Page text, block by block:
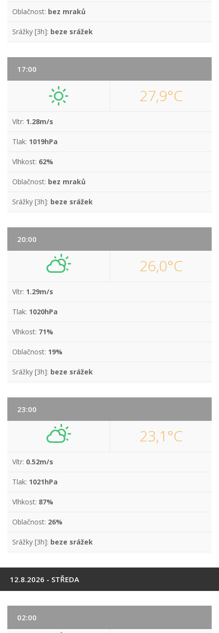
Oblačnost: bez mraků
Srážky [3h]: beze srážek
17:00
27,9°C
Vítr: 1.28m/s
Tlak: 1019hPa
Vlhkost: 62%
Oblačnost: bez mraků
Srážky [3h]: beze srážek
20:00
26,0°C
Vítr: 1.29m/s
Tlak: 1020hPa
Vlhkost: 71%
Oblačnost: 19%
Srážky [3h]: beze srážek
23:00
23,1°C
Vítr: 0.52m/s
Tlak: 1021hPa
Vlhkost: 87%
Oblačnost: 26%
Srážky [3h]: beze srážek
12.8.2026 - STŘEDA
02:00